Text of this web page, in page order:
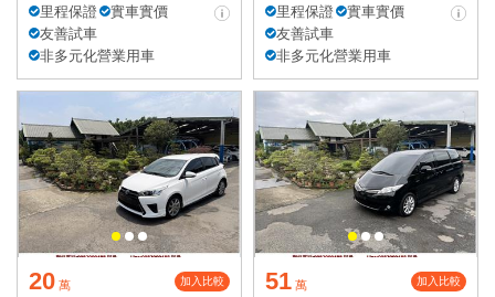
里程保證
實車實價
友善試車
非多元化營業用車
里程保證
實車實價
友善試車
非多元化營業用車
20 萬 加入比較 51 萬 加入比較